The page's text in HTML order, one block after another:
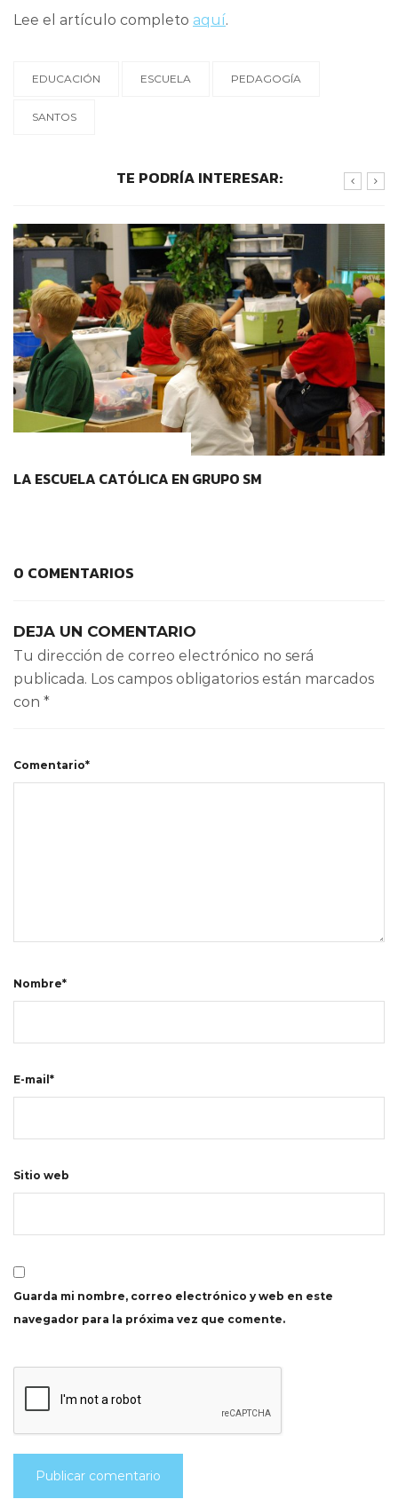
Lee el artículo completo aquí.
EDUCACIÓN ESCUELA PEDAGOGÍA
SANTOS
TE PODRÍA INTERESAR:
LA ESCUELA CATÓLICA EN GRUPO SM
0 COMENTARIOS
DEJA UN COMENTARIO
Tu dirección de correo electrónico no será
publicada. Los campos obligatorios están marcados
con *
Comentario*
Nombre*
E-mail*
Sitio web
Guarda mi nombre, correo electrónico y web en este
navegador para la próxima vez que comente.